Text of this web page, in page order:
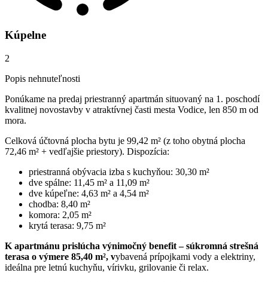
Kúpelne
2
Popis nehnuteľnosti
Ponúkame na predaj priestranný apartmán situovaný na 1. poschodí
kvalitnej novostavby v atraktívnej časti mesta Vodice, len 850 m od
mora.
Celková účtovná plocha bytu je 99,42 m² (z toho obytná plocha
72,46 m² + vedľajšie priestory). Dispozícia:
priestranná obývacia izba s kuchyňou: 30,30 m²
dve spálne: 11,45 m² a 11,09 m²
dve kúpeľne: 4,63 m² a 4,54 m²
chodba: 8,40 m²
komora: 2,05 m²
krytá terasa: 9,75 m²
K apartmánu prislúcha výnimočný benefit – súkromná strešná
terasa o výmere 85,40 m², vybavená prípojkami vody a elektriny,
ideálna pre letnú kuchyňu, vírivku, grilovanie či relax.